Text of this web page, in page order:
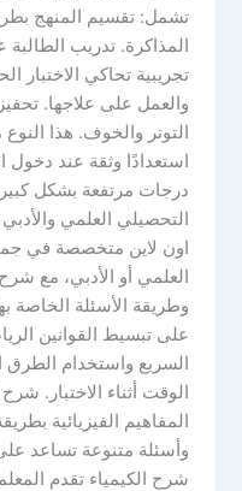
تشمل: تقسيم المنهج
المذاكرة. تدريب
تجريبية تحاكي الاختبار
والعمل على علاجها.
التوتر والخوف. هذا النوع
استعدادًا وثقة عند دخول
درجات مرتفعة بشكل
التحصيلي العلمي
اون لاين متخصصة في
العلمي أو الأدبي، مع
وطريقة الأسئلة الخاصة
على تبسيط القوانين
السريع واستخدام الطرق
الوقت أثناء الاختبار.
المفاهيم الفيزيائية
وأسئلة متنوعة تساعد
شرح الكيمياء تقدم